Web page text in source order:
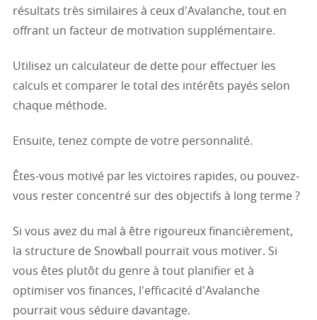
résultats très similaires à ceux d'Avalanche, tout en
offrant un facteur de motivation supplémentaire.
Utilisez un calculateur de dette pour effectuer les
calculs et comparer le total des intérêts payés selon
chaque méthode.
Ensuite, tenez compte de votre personnalité.
Êtes-vous motivé par les victoires rapides, ou pouvez-
vous rester concentré sur des objectifs à long terme ?
Si vous avez du mal à être rigoureux financièrement,
la structure de Snowball pourrait vous motiver. Si
vous êtes plutôt du genre à tout planifier et à
optimiser vos finances, l'efficacité d'Avalanche
pourrait vous séduire davantage.